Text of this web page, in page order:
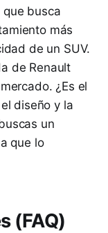
busca
más
de un SUV.
de Renault
¿Es el
diseño y la
un
que lo
(FAQ)